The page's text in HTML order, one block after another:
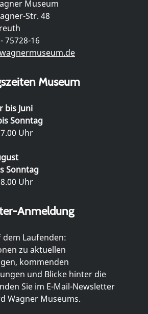
Museum
Str. 48
75728-16
Museum
bis Juni
Sonntag
Uhr
Sonntag
Uhr
Anmeldung
Laufenden:
zu aktuellen
kommenden
und Blicke hinter die
Sie im E-Mail-Newsletter
Wagner Museums.